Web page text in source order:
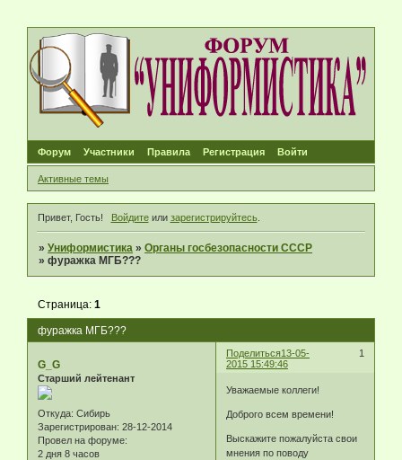
Форум Участники Правила Регистрация Войти
Активные темы
Привет, Гость! Войдитеили зарегистрируйтесь.
»Униформистика »Органы госбезопасности СССР
»фуражка МГБ???
фуражка МГБ???
Страница:1
Поделиться 1
13-05-
2015 15:49:46
G_G
Старший лейтенант
Откуда: Сибирь
Зарегистрирован: 28-12-2014
Провел на форуме:
2 дня 8 часов
Уважаемые коллеги!
Доброго всем времени!
Выскажите пожалуйста свои
мнения по поводу